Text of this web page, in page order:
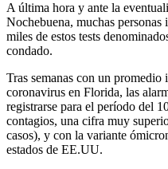
A última hora y ante la
Nochebuena, muchas
miles de estos tests
condado.
Tras semanas con un
coronavirus en Florida, las
registrarse para el período del
contagios, una cifra muy
casos), y con la variante
estados de EE.UU.